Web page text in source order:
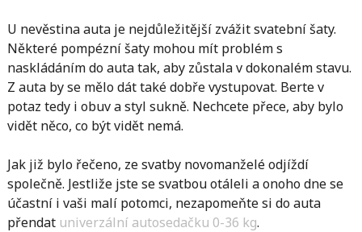
U nevěstina auta je nejdůležitější zvážit svatební šaty.
Některé pompézní šaty mohou mít problém s
naskládáním do auta tak, aby zůstala v dokonalém stavu.
Z auta by se mělo dát také dobře vystupovat. Berte v
potaz tedy i obuv a styl sukně. Nechcete přece, aby bylo
vidět něco, co být vidět nemá.
Jak již bylo řečeno, ze svatby novomanželé odjíždí
společně. Jestliže jste se svatbou otáleli a onoho dne se
účastní i vaši malí potomci, nezapomeňte si do auta
přendat univerzální autosedačku 0-36 kg.